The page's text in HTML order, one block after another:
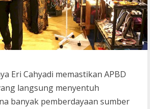
Eri Cahyadi memastikan APBD
langsung menyentuh
banyak pemberdayaan sumber